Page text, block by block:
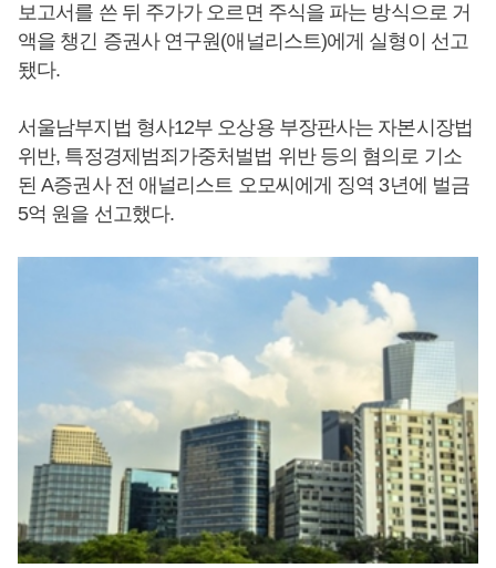
보고서를 쓴 뒤 주가가 오르면 주식을 파는 방식으로 거
액을 챙긴 증권사 연구원(애널리스트)에게 실형이 선고
됐다.
서울남부지법 형사12부 오상용 부장판사는 자본시장법
위반, 특정경제범죄가중처벌법 위반 등의 혐의로 기소
된 A증권사 전 애널리스트 오모씨에게 징역 3년에 벌금
5억 원을 선고했다.